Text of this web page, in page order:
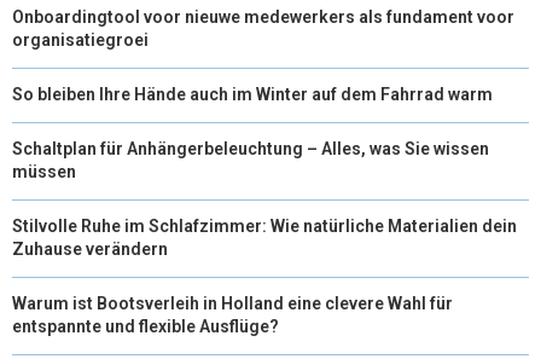
Onboardingtool voor nieuwe medewerkers als fundament voor
organisatiegroei
So bleiben Ihre Hände auch im Winter auf dem Fahrrad warm
Schaltplan für Anhängerbeleuchtung – Alles, was Sie wissen
müssen
Stilvolle Ruhe im Schlafzimmer: Wie natürliche Materialien dein
Zuhause verändern
Warum ist Bootsverleih in Holland eine clevere Wahl für
entspannte und flexible Ausflüge?